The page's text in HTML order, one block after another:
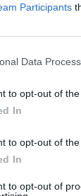
Participants
Data
to opt-out of
In
to opt-out of
In
to opt-out of
/